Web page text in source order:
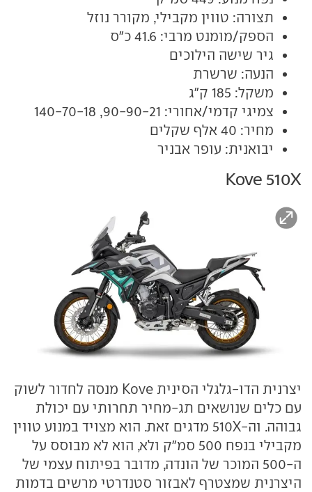
תצורה: טווין מקבילי, מקורר נוזל
הספק/מומנט מרבי: 41.6 כ"ס
גיר שישה הילוכים
הנעה: שרשרת
משקל: 185 ק"ג
צמיגי קדמי/אחורי: 90-90-21, 140-70-18
מחיר: 40 אלף שקלים
יבואנית: עופר אבניר
Kove 510X
יצרנית הדו-גלגלי הסינית Kove מנסה לחדור לשוק
עם כלים שנושאים תג-מחיר תחרותי עם יכולת
גבוהה. וה-510X מדגים זאת. הוא מצויד במנוע טווין
מקבילי בנפח 500 סמ"ק ולא, הוא לא מבוסס על
ה-500 המוכר של הונדה, מדובר בפיתוח עצמי של
היצרנית שמצטרף לאבזור סטנדרטי מרשים בדמות